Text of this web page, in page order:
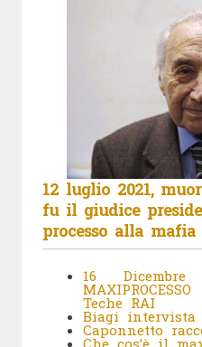
12 luglio 2021,
fu il giudice
processo alla mafia
16
Teche RAI
Biagi intervista
Caponnetto